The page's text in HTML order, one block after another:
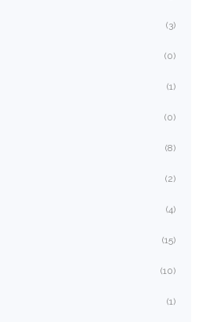
(3)
(0)
(1)
(0)
(8)
(2)
(4)
(15)
(10)
(1)